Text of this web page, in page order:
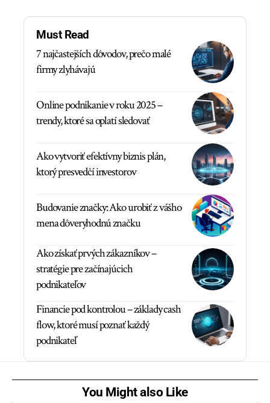
Must Read
7 najčastejších dôvodov, prečo malé
firmy zlyhávajú
Online podnikanie v roku 2025 –
trendy, ktoré sa oplatí sledovať
Ako vytvoriť efektívny biznis plán,
ktorý presvedčí investorov
Budovanie značky: Ako urobiť z vášho
mena dôveryhodnú značku
Ako získať prvých zákazníkov –
stratégie pre začínajúcich
podnikateľov
Financie pod kontrolou – základy cash
flow, ktoré musí poznať každý
podnikateľ
You Might also Like